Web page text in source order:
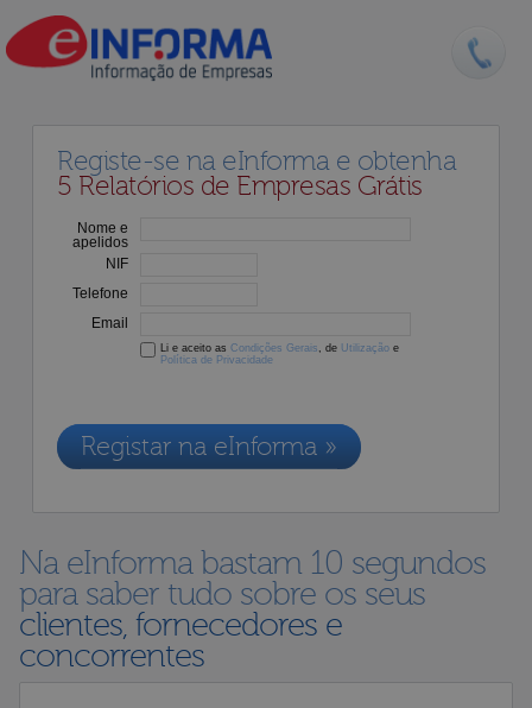
Registe-se na eInforma e obtenha
5 Relatórios de Empresas Grátis
Nome e
apelidos
NIF
Telefone
Email
Li e aceito as Condições Gerais , de Utilização e
Política de Privacidade
Registar na eInforma »
Na eInforma bastam 10 segundos
para saber tudo sobre os seus
clientes, fornecedores e
concorrentes